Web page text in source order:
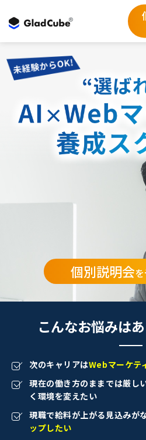
個別説明会
こんなお悩みは
次のキャリアはWebマーケテ
現在の働き方のままでは厳しい
く環境を変えたい
現職で給料が上がる見込みがな
ップしたい